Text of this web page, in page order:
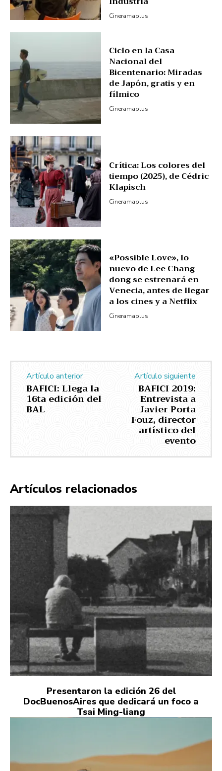
Cineramaplus
Ciclo en la Casa
Nacional del
Bicentenario: Miradas
de Japón, gratis y en
fílmico
Cineramaplus
Crítica: Los colores del
tiempo (2025), de Cédric
Klapisch
Cineramaplus
«Possible Love», lo
nuevo de Lee Chang-
dong se estrenará en
Venecia, antes de llegar
a los cines y a Netflix
Cineramaplus
Artículo anterior
BAFICI: Llega la
16ta edición del
BAL
Artículo siguiente
BAFICI 2019:
Entrevista a
Javier Porta
Fouz, director
artístico del
evento
Artículos relacionados
Presentaron la edición 26 del
DocBuenosAires que dedicará un foco a
Tsai Ming-liang